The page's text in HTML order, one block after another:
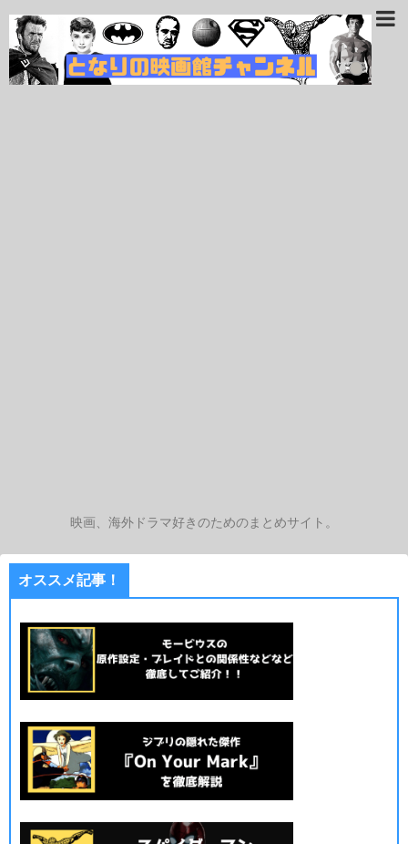
映画、海外ドラマ好きのためのまとめサイト。
オススメ記事！